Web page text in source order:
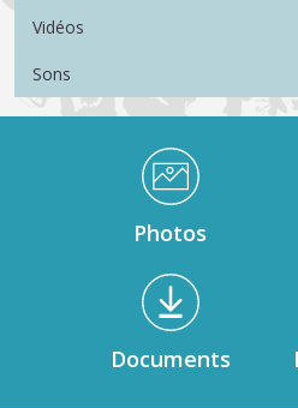
Vidéos
Sons
Médiathèque Footer
Photos
Documents